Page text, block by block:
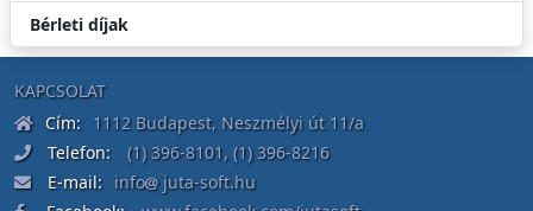
Bérleti díjak
KAPCSOLAT
Cím: 1112 Budapest, Neszmélyi út 11/a
Telefon:
(1) 396-8101, (1) 396-8216
E-mail: info juta-soft.hu